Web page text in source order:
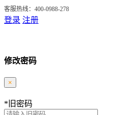
客服热线：400-0988-278
登录 注册
修改密码
×
* 旧密码